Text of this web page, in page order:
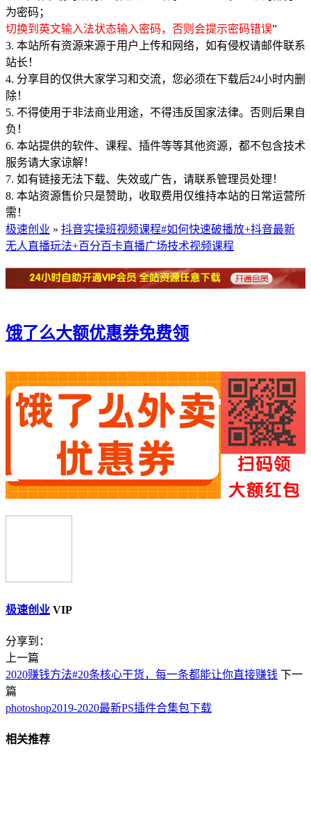
为密码；
切换到英文输入法状态输入密码，否则会提示密码错误”
3. 本站所有资源来源于用户上传和网络，如有侵权请邮件联系
站长！
4. 分享目的仅供大家学习和交流，您必须在下载后24小时内删
除！
5. 不得使用于非法商业用途，不得违反国家法律。否则后果自
负！
6. 本站提供的软件、课程、插件等等其他资源，都不包含技术
服务请大家谅解！
7. 如有链接无法下载、失效或广告，请联系管理员处理！
8. 本站资源售价只是赞助，收取费用仅维持本站的日常运营所
需！
极速创业 » 抖音实操班视频课程#如何快速破播放+抖音最新
无人直播玩法+百分百卡直播广场技术视频课程
饿了么大额优惠券免费领
极速创业 VIP
分享到：
上一篇
2020赚钱方法#20条核心干货，每一条都能让你直接赚钱 下一
篇
photoshop2019-2020最新PS插件合集包下载
相关推荐